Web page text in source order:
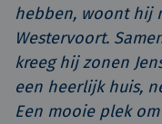
hebben, woont hij
Westervoort.
kreeg hij zonen
een heerlijk huis,
Een mooie plek